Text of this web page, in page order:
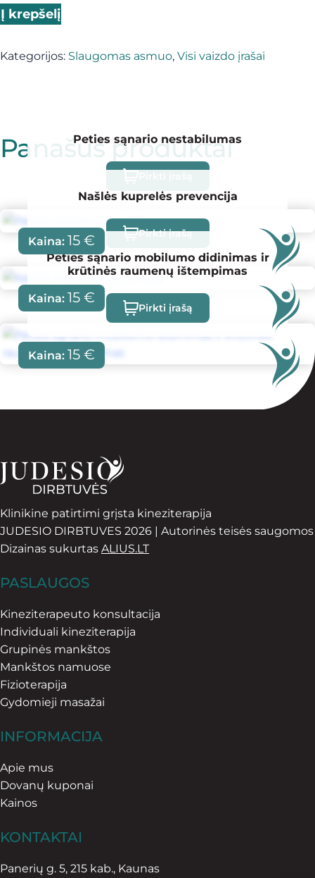
produkto kiekis: Mankšta skirta gulinčiam, slaugomam
Į krepšelį
Kategorijos: Slaugomas asmuo, Visi vaizdo įrašai
Panašūs produktai
Kaina: 15 €
Peties sąnario nestabilumas
Kaina: 15 €
Našlės kuprelės prevencija
Pirkti įrašą
Kaina: 15 €
Peties sąnario mobilumo didinimas ir
krūtinės raumenų ištempimas
Pirkti įrašą
Klinikine patirtimi grįsta kineziterapija
JUDESIO DIRBTUVES 2026 | Autorinės teisės saugomos
Dizainas sukurtas ALIUS.LT
PASLAUGOS
Kineziterapeuto konsultacija
Individuali kineziterapija
Grupinės mankštos
Mankštos namuose
Fizioterapija
Gydomieji masažai
INFORMACIJA
Apie mus
Dovanų kuponai
Kainos
KONTAKTAI
Panerių g. 5, 215 kab., Kaunas